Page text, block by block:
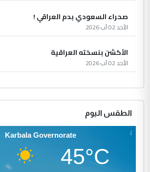
صحراء السعودي بدم العراقي !
الأحد 02 آب 2026
الأكشن بنسخته العراقية
الأحد 02 آب 2026
الطقس اليوم
Karbala Governorate
45°C